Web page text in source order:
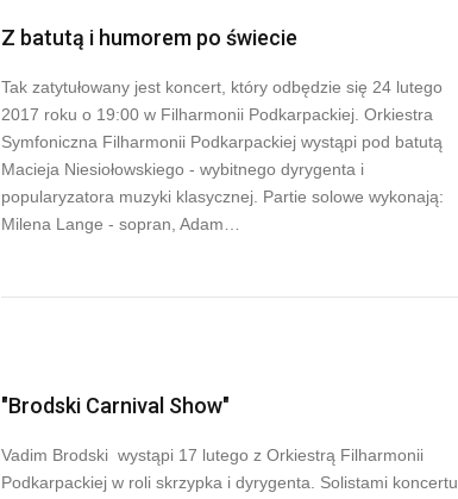
Z batutą i humorem po świecie
Tak zatytułowany jest koncert, który odbędzie się 24 lutego
2017 roku o 19:00 w Filharmonii Podkarpackiej. Orkiestra
Symfoniczna Filharmonii Podkarpackiej wystąpi pod batutą
Macieja Niesiołowskiego - wybitnego dyrygenta i
popularyzatora muzyki klasycznej. Partie solowe wykonają:
Milena Lange - sopran, Adam…
"Brodski Carnival Show"
Vadim Brodski wystąpi 17 lutego z Orkiestrą Filharmonii
Podkarpackiej w roli skrzypka i dyrygenta. Solistami koncertu